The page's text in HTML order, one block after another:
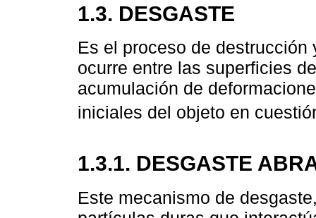
1.3. DESGASTE
Es el proceso de
ocurre entre las superficies
acumulación de
iniciales del objeto en
1.3.1. DESGASTE
Este mecanismo de